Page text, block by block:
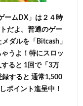
ームDX」は２４時
だよ。普通のゲー
ダルを「Bitcash」
うよ！特にスロッ
ると 1回で「3万
録すると 通常1,500
ポイント進呈中！